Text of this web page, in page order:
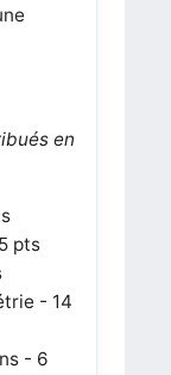
en
pts
- 14
- 6